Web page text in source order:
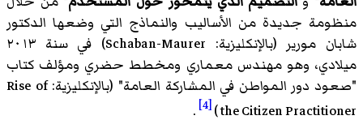
منظومة جديدة من الأساليب والنماذج التي وضعها الدكتور
شابان مورير (بالإنكليزية: Schaban-Maurer) في سنة ٢٠١٣
ميلادي، وهو مهندس معماري ومخطط حضري ومؤلف كتاب
"صعود دور المواطن في المشاركة العامة" (بالإنكليزية: Rise of
the Citizen Practitioner )
[4]
.